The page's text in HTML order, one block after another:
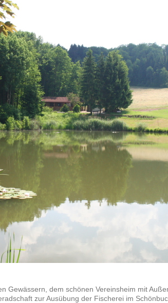
Gewässern, dem schönen Vereinsheim mit
zur Ausübung der Fischerei im